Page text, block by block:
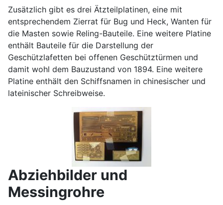
Zusätzlich gibt es drei Ätzteilplatinen, eine mit
entsprechendem Zierrat für Bug und Heck, Wanten für
die Masten sowie Reling-Bauteile. Eine weitere Platine
enthält Bauteile für die Darstellung der
Geschützlafetten bei offenen Geschütztürmen und
damit wohl dem Bauzustand von 1894. Eine weitere
Platine enthält den Schiffsnamen in chinesischer und
lateinischer Schreibweise.
Abziehbilder und
Messingrohre